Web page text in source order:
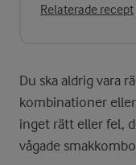
Relaterade recept
Du ska aldrig vara
kombinationer
inget rätt eller fel,
vågade